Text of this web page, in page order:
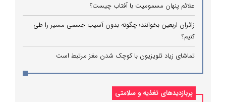
علائم پنهان مسمومیت با آفتاب چیست؟
زائران اربعین بخوانند؛ چگونه بدون آسیب جسمی مسیر را طی
کنیم؟
تماشای زیاد تلویزیون با کوچک شدن مغز مرتبط است
پربازدیدهای تغذیه و سلامتی